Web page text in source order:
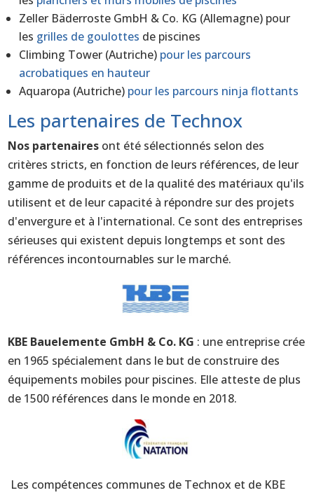
Zeller Bäderroste GmbH & Co. KG (Allemagne) pour
les grilles de goulottes de piscines
Climbing Tower (Autriche) pour les parcours
acrobatiques en hauteur
Aquaropa (Autriche) pour les parcours ninja flottants
Les partenaires de Technox
Nos partenaires ont été sélectionnés selon des
critères stricts, en fonction de leurs références, de leur
gamme de produits et de la qualité des matériaux qu'ils
utilisent et de leur capacité à répondre sur des projets
d'envergure et à l'international. Ce sont des entreprises
sérieuses qui existent depuis longtemps et sont des
références incontournables sur le marché.
KBE Bauelemente GmbH & Co. KG : une entreprise crée
en 1965 spécialement dans le but de construire des
équipements mobiles pour piscines. Elle atteste de plus
de 1500 références dans le monde en 2018.
Les compétences communes de Technox et de KBE